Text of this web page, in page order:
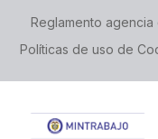
Reglamento
Políticas de uso de